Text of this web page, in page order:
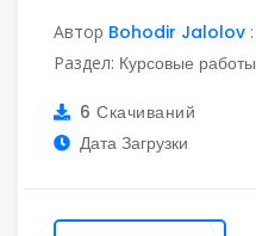
Автор Bohodir Jalolov :
Раздел: Курсовые работы
6 Скачиваний
Дата Загрузки